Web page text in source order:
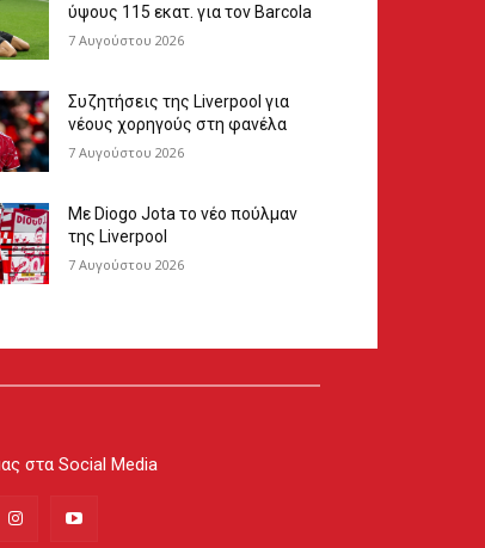
ύψους 115 εκατ. για τον Barcola
7 Αυγούστου 2026
Συζητήσεις της Liverpool για
νέους χορηγούς στη φανέλα
7 Αυγούστου 2026
Με Diogo Jota το νέο πούλμαν
της Liverpool
7 Αυγούστου 2026
στα Social Media